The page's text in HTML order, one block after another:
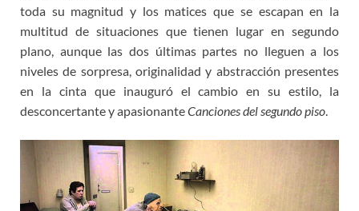
toda su magnitud y los matices que se escapan en la
multitud de situaciones que tienen lugar en segundo
plano, aunque las dos últimas partes no lleguen a los
niveles de sorpresa, originalidad y abstracción presentes
en la cinta que inauguró el cambio en su estilo, la
desconcertante y apasionanteCanciones del segundo piso.